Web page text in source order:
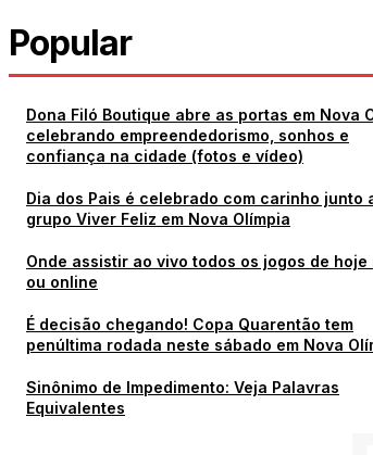
Popular
Dona Filó Boutique abre as portas em Nova
celebrando empreendedorismo, sonhos e
confiança na cidade (fotos e vídeo)
Dia dos Pais é celebrado com carinho junto
grupo Viver Feliz em Nova Olímpia
Onde assistir ao vivo todos os jogos de hoje
ou online
É decisão chegando! Copa Quarentão tem
penúltima rodada neste sábado em Nova
Sinônimo de Impedimento: Veja Palavras
Equivalentes